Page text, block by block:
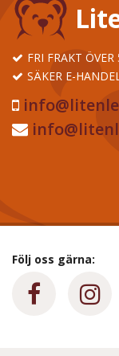
FRI FRAKT ÖVER
SÄKER E-
Följ oss gärna: